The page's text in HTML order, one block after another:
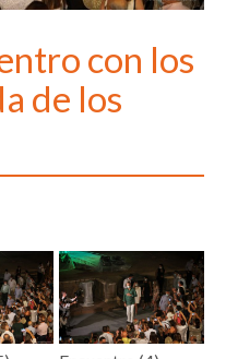
con los
de los